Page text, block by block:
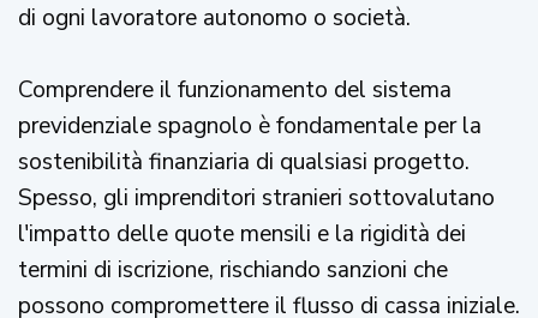
di ogni lavoratore autonomo o società.
Comprendere il funzionamento del sistema
previdenziale spagnolo è fondamentale per la
sostenibilità finanziaria di qualsiasi progetto.
Spesso, gli imprenditori stranieri sottovalutano
l'impatto delle quote mensili e la rigidità dei
termini di iscrizione, rischiando sanzioni che
possono compromettere il flusso di cassa iniziale.